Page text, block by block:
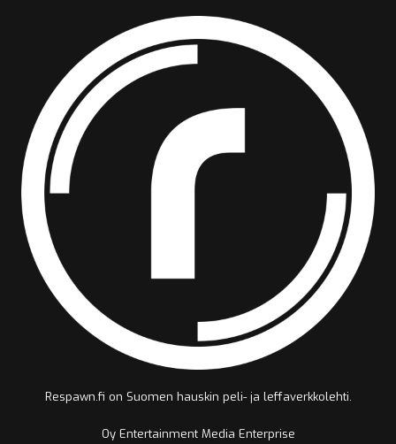
Respawn.fi on Suomen hauskin peli- ja leffaverkkolehti.
Oy Entertainment Media Enterprise